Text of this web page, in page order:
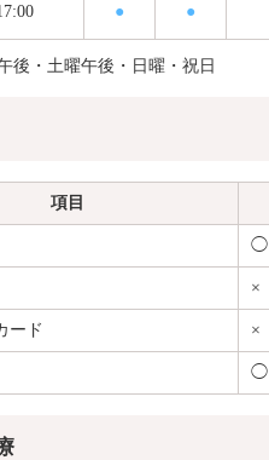
● ●
後・土曜午後・日曜・祝日
項目
◯
×
ード ×
◯